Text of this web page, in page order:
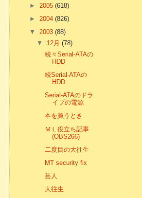
► 2005 (618)
► 2004 (826)
▼ 2003 (88)
▼ 12月(78)
続々Serial-ATAの
HDD
続Serial-ATAの
HDD
Serial-ATAのドラ
イブの電源
本を買うとき
ＭＬ役立ち記事
(OBS266)
二度目の大往生
MT security fix
芸人
大往生